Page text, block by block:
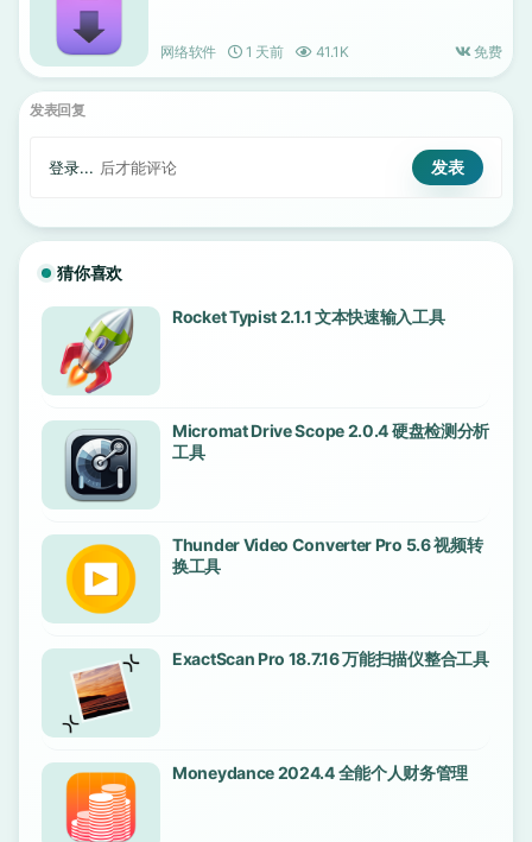
网络软件 1 天前 41.1K 免费
发表回复
登录... 后才能评论
猜你喜欢
Rocket Typist 2.1.1 文本快速输入工具
Micromat Drive Scope 2.0.4 硬盘检测分析
工具
Thunder Video Converter Pro 5.6 视频转
换工具
ExactScan Pro 18.7.16 万能扫描仪整合工具
Moneydance 2024.4 全能个人财务管理